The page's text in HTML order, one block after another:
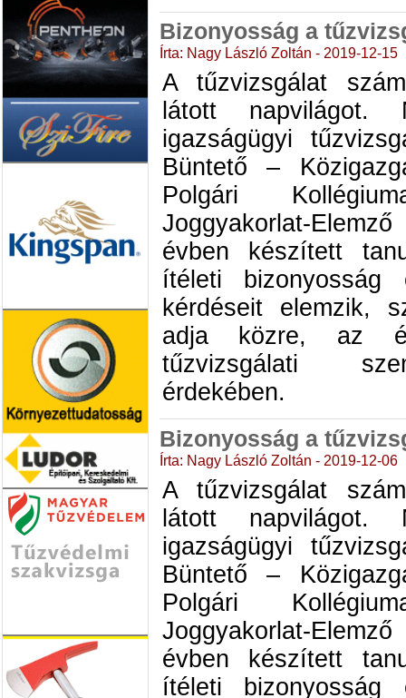
Bizonyosság a
Írta: Nagy László Zoltán - 2019-12-15
A tűzvizsgálat
látott napvilágot.
igazságügyi
Büntető –
Polgári
Joggyakorlat-
évben készített
ítéleti bizonyosság
kérdéseit elemzik,
adja közre, az
tűzvizsgálati
érdekében.
Bizonyosság a
Írta: Nagy László Zoltán - 2019-12-06
A tűzvizsgálat
látott napvilágot.
igazságügyi
Büntető –
Polgári
Joggyakorlat-
évben készített
ítéleti bizonyosság